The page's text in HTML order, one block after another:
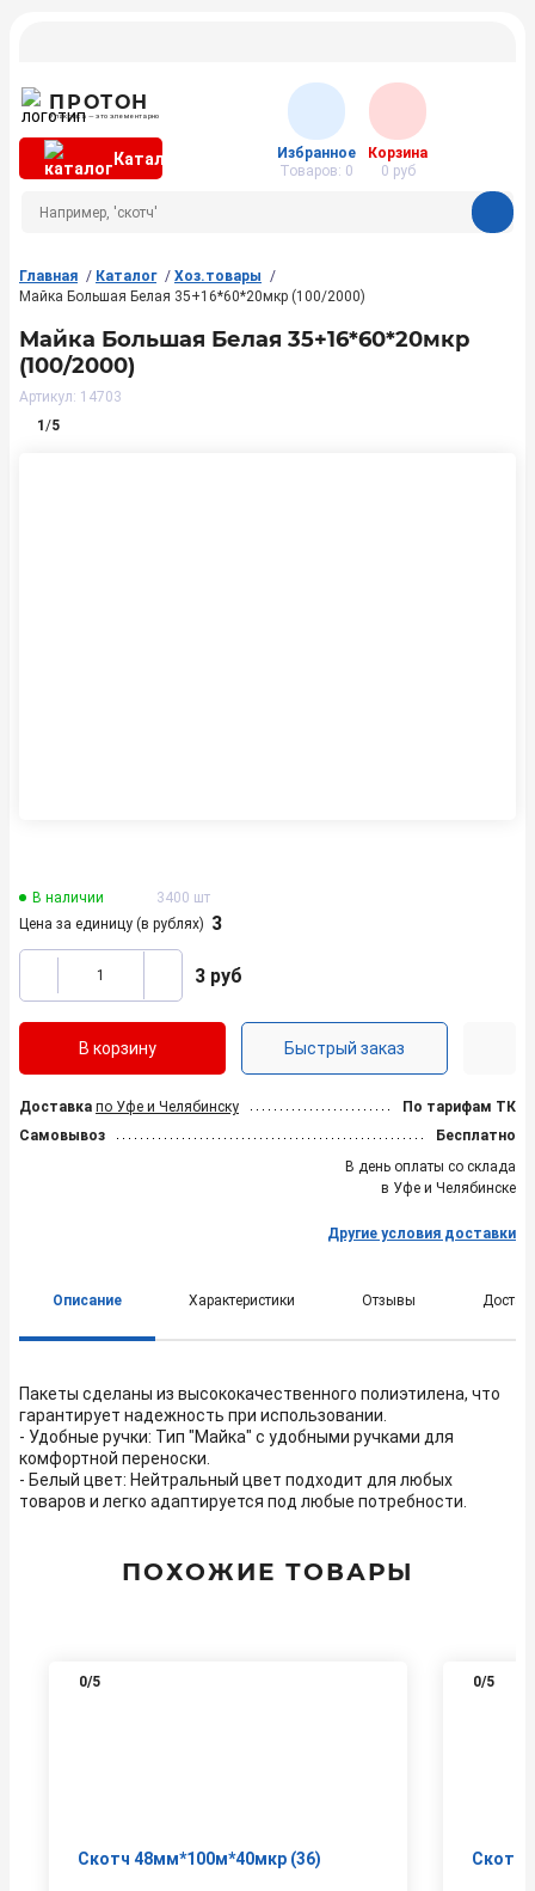
ПРОТОН
Упаковка — это элементарно
Каталог
Избранное
Товаров: 0
Корзина
0 руб
Главная Каталог
Хоз.товары
Майка Большая Белая 35+16*60*20мкр (100/2000)
Майка Большая Белая 35+16*60*20мкр
(100/2000)
Артикул: 14703
1 /5
В наличии
3400 шт
Цена за единицу (в рублях) 3
3 руб
В корзину Быстрый заказ
Доставка по Уфе и Челябинску
По тарифам ТК
Самовывоз
Бесплатно
В день оплаты со склада
в Уфе и Челябинске
Другие условия доставки
Описание Характеристики Отзывы
Пакеты сделаны из высококачественного полиэтилена, что
гарантирует надежность при использовании.
- Удобные ручки: Тип "Майка" с удобными ручками для
комфортной переноски.
- Белый цвет: Нейтральный цвет подходит для любых
товаров и легко адаптируется под любые потребности.
ПОХОЖИЕ ТОВАРЫ
0/5
Скотч 48мм*100м*40мкр (36)
0/5
Скотч